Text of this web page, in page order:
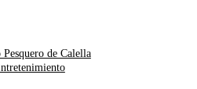
de Calella